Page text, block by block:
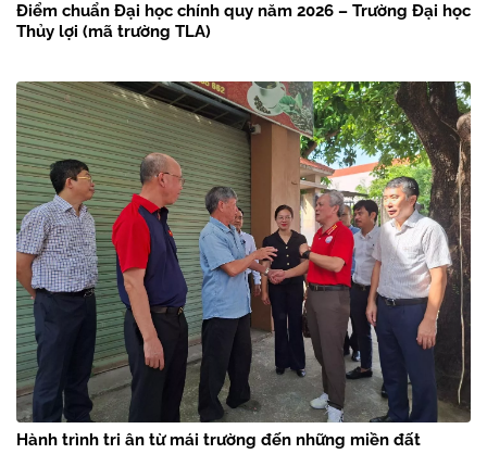
Điểm chuẩn Đại học chính quy năm 2026 – Trường Đại học
Thủy lợi (mã trường TLA)
Hành trình tri ân từ mái trường đến những miền đất